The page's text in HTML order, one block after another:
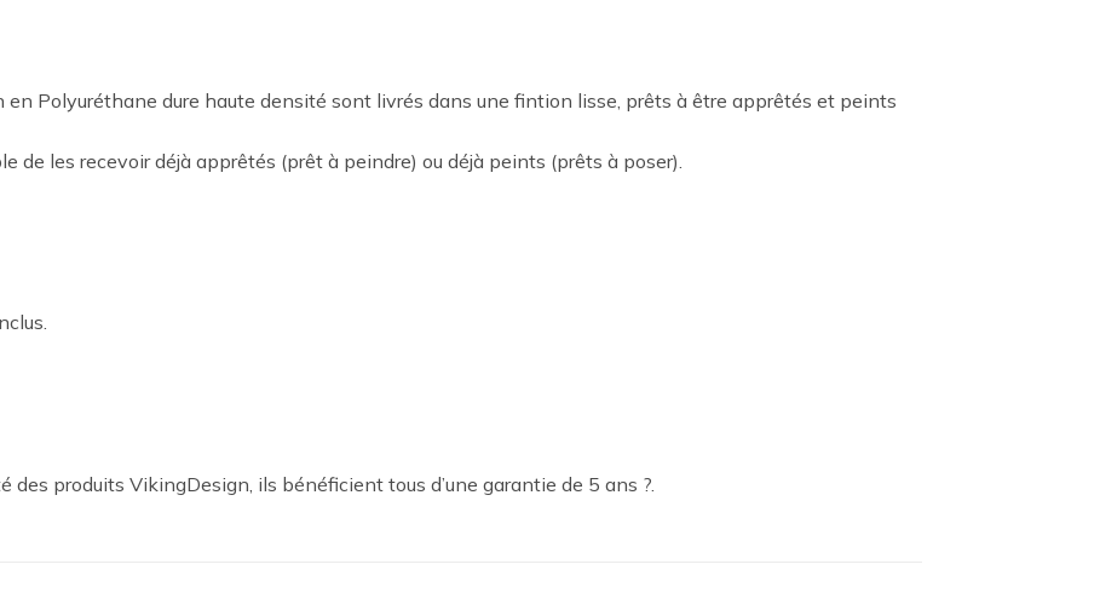
Polyuréthane dure haute densité sont livrés dans une fintion lisse, prêts à être apprêtés et peints
de les recevoir déjà apprêtés (prêt à peindre) ou déjà peints (prêts à poser).
des produits VikingDesign, ils bénéficient tous d’une garantie de 5 ans ?.